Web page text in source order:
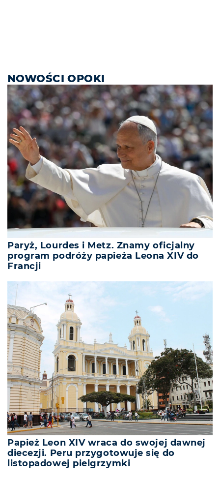
NOWOŚCI OPOKI
Paryż, Lourdes i Metz. Znamy oficjalny
program podróży papieża Leona XIV do
Francji
Papież Leon XIV wraca do swojej dawnej
diecezji. Peru przygotowuje się do
listopadowej pielgrzymki